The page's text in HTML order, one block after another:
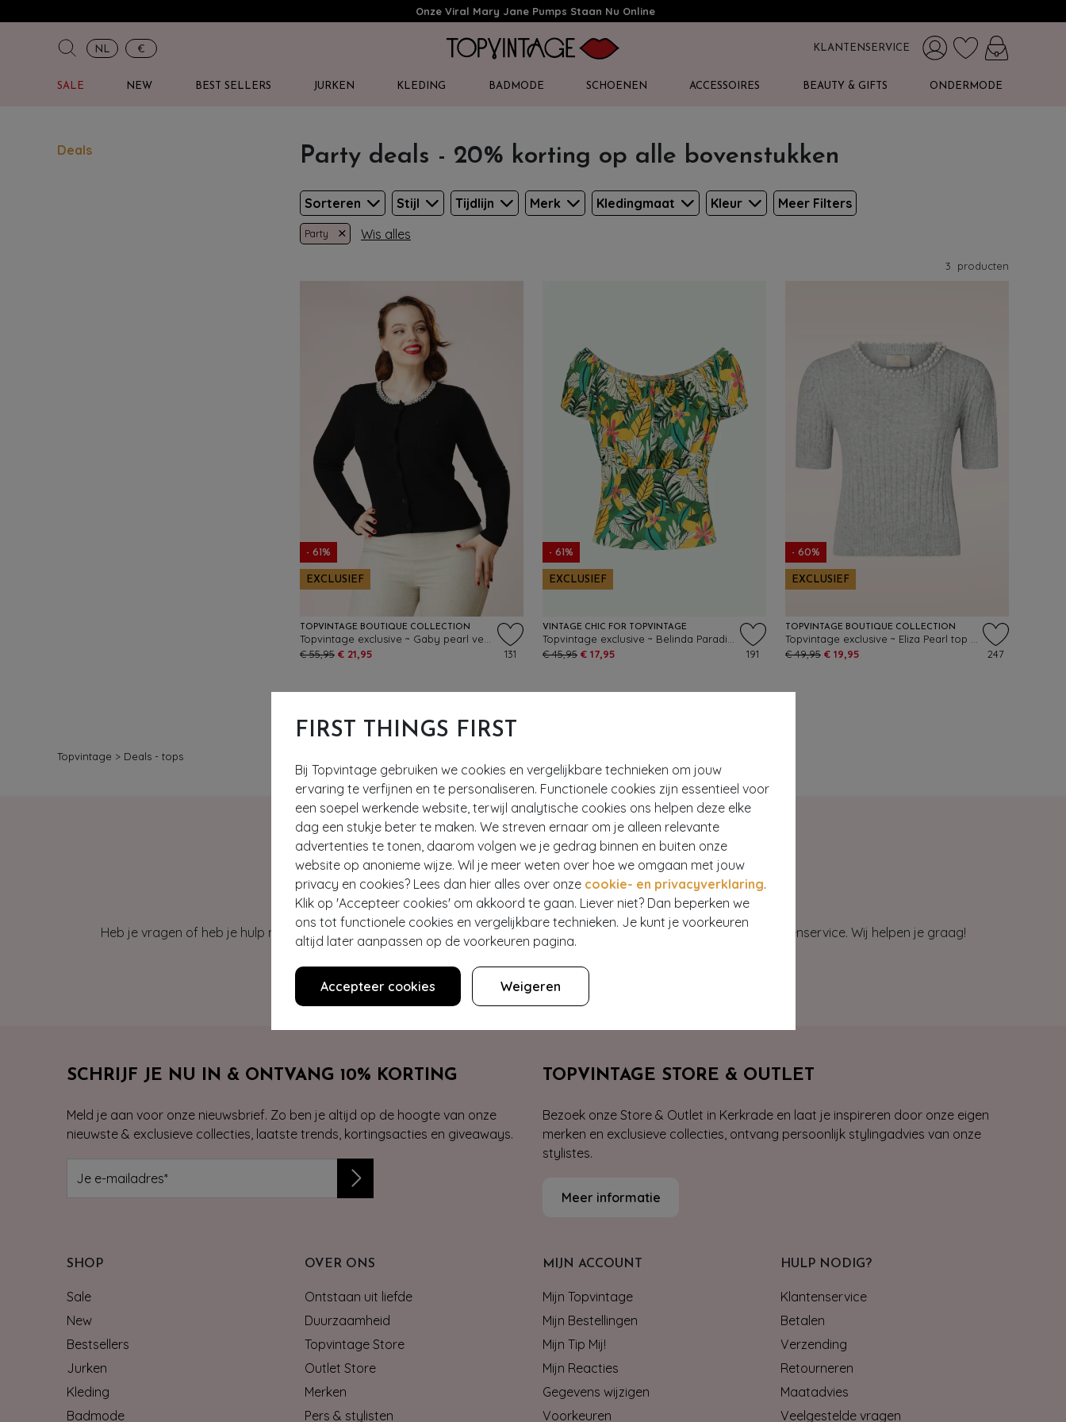
FIRST THINGS FIRST
Bij Topvintage gebruiken we cookies en vergelijkbare technieken om jouw
ervaring te verfijnen en te personaliseren. Functionele cookies zijn essentieel voor
een soepel werkende website, terwijl analytische cookies ons helpen deze elke
dag een stukje beter te maken. We streven ernaar om je alleen relevante
advertenties te tonen, daarom volgen we je gedrag binnen en buiten onze
website op anonieme wijze. Wil je meer weten over hoe we omgaan met jouw
privacy en cookies? Lees dan hier alles over onze cookie- en privacyverklaring.
Klik op 'Accepteer cookies' om akkoord te gaan. Liever niet? Dan beperken we
ons tot functionele cookies en vergelijkbare technieken. Je kunt je voorkeuren
altijd later aanpassen op de voorkeuren pagina.
Accepteer cookies Weigeren
Onze Viral Mary Jane Pumps Staan Nu Online
NL € KLANTENSERVICE
SALE NEW BEST SELLERS JURKEN KLEDING BADMODE SCHOENEN ACCESSOIRES BEAUTY & GIFTS ONDERMODE
Deals Party deals - 20% korting op alle bovenstukken
Sorteren Stijl Tijdlijn Merk Kledingmaat Kleur Meer Filters
Party × Wis alles
3 producten
- 61%
EXCLUSIEF
TOPVINTAGE BOUTIQUE COLLECTION
€ 55,95 € 21,95 131
- 61%
EXCLUSIEF
VINTAGE CHIC FOR TOPVINTAGE
€ 45,95 € 17,95 191
- 60%
EXCLUSIEF
TOPVINTAGE BOUTIQUE COLLECTION
€ 49,95 € 19,95 247
Topvintage > Deals - tops
Hey gorgeous
Heb je vragen of heb je hulp nodig bij je bestelling? Lees onze veelgestelde vragen of neem contact op met onze klantenservice. Wij helpen je graag!
SCHRIJF JE NU IN & ONTVANG 10% KORTING
Meld je aan voor onze nieuwsbrief. Zo ben je altijd op de hoogte van onze
nieuwste & exclusieve collecties, laatste trends, kortingsacties en giveaways.
TOPVINTAGE STORE & OUTLET
Bezoek onze Store & Outlet in Kerkrade en laat je inspireren door onze eigen
merken en exclusieve collecties, ontvang persoonlijk stylingadvies van onze
stylistes.
Meer informatie
SHOP
Sale
New
Bestsellers
Jurken
Kleding
Badmode
OVER ONS
Ontstaan uit liefde
Duurzaamheid
Topvintage Store
Outlet Store
Merken
Pers & stylisten
MIJN ACCOUNT
Mijn Topvintage
Mijn Bestellingen
Mijn Tip Mij!
Mijn Reacties
Gegevens wijzigen
Voorkeuren
HULP NODIG?
Klantenservice
Betalen
Verzending
Retourneren
Maatadvies
Veelgestelde vragen